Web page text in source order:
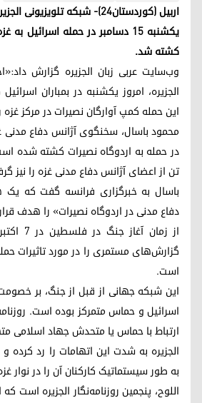
اربیل (کوردستان٢٤)- شبکه
یکشنبه ۱۵ دسامبر در حمله
کشته شد.
وب‌سایت عربی زبان الجزیره گزارش
الجزیره، امروز یکشنبه در بمباران
این حمله کمپ آوارگان نصیرات در مرکز
محمود باسال، سخنگوی آژانس دفاع مدنی
در حمله به اردوگاه نصیرات کشته شده
تن از اعضای آژانس دفاع مدنی غزه را نیز
باسال به خبرگزاری فرانسه گفت که
دفاع مدنی در اردوگاه نصیرات» را هدف
از
گزارش‌های مستمری را در مورد تاثیرات
است.
این شبکه جهانی از قبل از جنگ، بر
اسرائیل و حماس متمرکز بوده است.
ارتباط با حماس یا متحدش جهاد اسلامی
الجزیره به شدت این اتهامات را رد کرده
به طور سیستماتیک کارکنان آن را در
اللوح، پنجمین روزنامه‌نگار الجزیره است